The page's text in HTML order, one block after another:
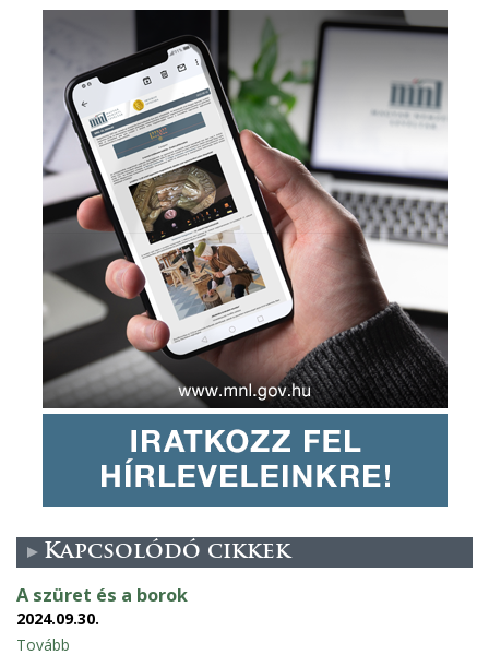
Kapcsolódó cikkek
A szüret és a borok
2024.09.30.
Tovább